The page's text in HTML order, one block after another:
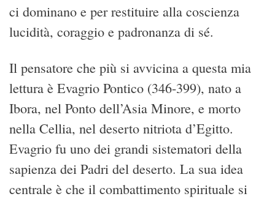
ci dominano e per restituire alla coscienza
lucidità, coraggio e padronanza di sé.
Il pensatore che più si avvicina a questa mia
lettura è Evagrio Pontico (346-399), nato a
Ibora, nel Ponto dell’Asia Minore, e morto
nella Cellia, nel deserto nitriota d’Egitto.
Evagrio fu uno dei grandi sistematori della
sapienza dei Padri del deserto. La sua idea
centrale è che il combattimento spirituale si